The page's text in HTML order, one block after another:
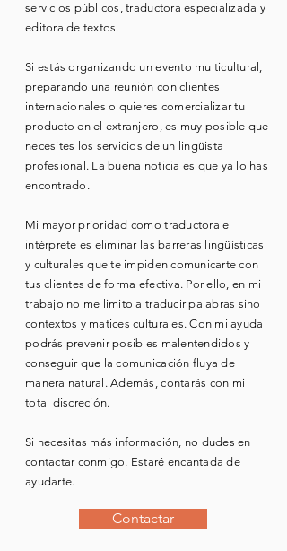
servicios públicos, traductora especializada y
editora de textos.
Si estás organizando un evento multicultural,
preparando una reunión con clientes
internacionales o quieres comercializar tu
producto en el extranjero, es muy posible que
necesites los servicios de un lingüista
profesional. La buena noticia es que ya lo has
encontrado.
Mi mayor prioridad como traductora e
intérprete es eliminar las barreras lingüísticas
y culturales que te impiden comunicarte con
tus clientes de forma efectiva. Por ello, en mi
trabajo no me limito a traducir palabras sino
contextos y matices culturales. Con mi ayuda
podrás prevenir posibles malentendidos y
conseguir que la comunicación fluya de
manera natural. Además, contarás con mi
total discreción.
Si necesitas más información, no dudes en
contactar conmigo. Estaré encantada de
ayudarte.
Contactar